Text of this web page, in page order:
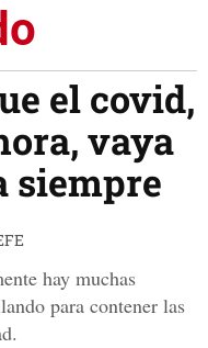
el covid,
vaya
siempre
hay muchas
para contener las